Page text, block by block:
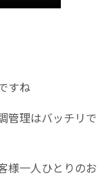
すね
管理はバッチリで
様一人ひとりのお